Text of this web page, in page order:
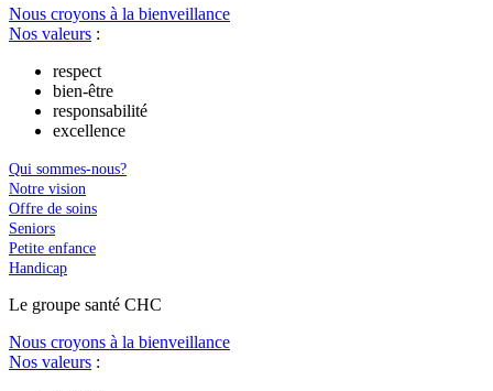
Nous croyons à la bienveillance
Nos valeurs :
respect
bien-être
responsabilité
excellence
Qui sommes-nous?
Notre vision
Offre de soins
Seniors
Petite enfance
Handicap
Le groupe santé CHC
Nous croyons à la bienveillance
Nos valeurs :